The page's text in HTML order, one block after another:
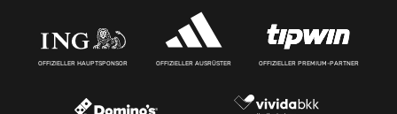
OFFIZIELLER HAUPTSPONSOR OFFIZIELLER AUSRÜSTER OFFIZIELLER PREMIUM-PARTNER